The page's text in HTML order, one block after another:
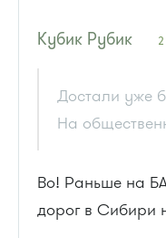
Кубик Рубик
Достали уже
На
Во! Раньше на
дорог в Сибири